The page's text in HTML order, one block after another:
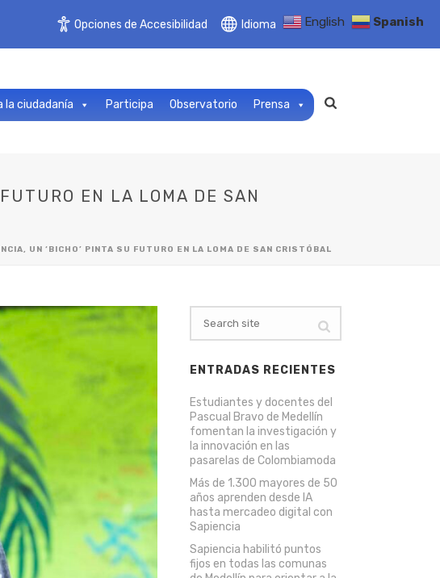
Opciones de Accesibilidad Idioma
la ciudadanía Participa Observatorio Prensa
EN LA LOMA DE SAN
UN ‘BICHO’ PINTA SU FUTURO EN LA LOMA DE SAN CRISTÓBAL
ENTRADAS RECIENTES
Estudiantes y docentes del
Pascual Bravo de Medellín
fomentan la investigación y
la innovación en las
pasarelas de Colombiamoda
Más de 1.300 mayores de 50
años aprenden desde IA
hasta mercadeo digital con
Sapiencia
Sapiencia habilitó puntos
fijos en todas las comunas
English Spanish